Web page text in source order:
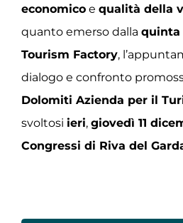
economico e qualità della
quanto emerso dalla quinta
Tourism Factory,
dialogo e confronto
Dolomiti Azienda per il
svoltosi ieri, giovedì 11
Congressi di Riva del